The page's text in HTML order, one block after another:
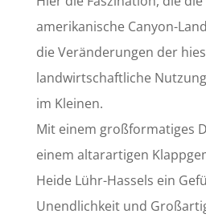
amerikanische Canyon-
die Veränderungen der
landwirtschaftliche
im Kleinen.
Mit einem großformatiges
einem altarartigen
Heide Lühr-Hassels ein
Unendlichkeit und